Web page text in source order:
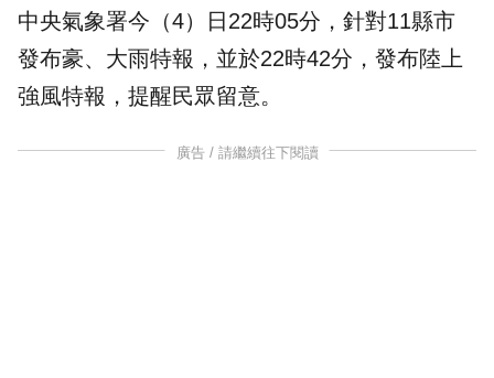
中央氣象署今（4）日22時05分，針對11縣市
發布豪、大雨特報 ，並於22時42分，發布陸上
強風特報，提醒民眾留意。
廣告 / 請繼續往下閱讀